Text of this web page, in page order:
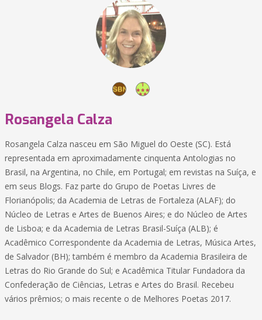
Rosangela Calza
Rosangela Calza nasceu em São Miguel do Oeste (SC). Está
representada em aproximadamente cinquenta Antologias no
Brasil, na Argentina, no Chile, em Portugal; em revistas na Suíça, e
em seus Blogs. Faz parte do Grupo de Poetas Livres de
Florianópolis; da Academia de Letras de Fortaleza (ALAF); do
Núcleo de Letras e Artes de Buenos Aires; e do Núcleo de Artes
de Lisboa; e da Academia de Letras Brasil-Suíça (ALB); é
Acadêmico Correspondente da Academia de Letras, Música Artes,
de Salvador (BH); também é membro da Academia Brasileira de
Letras do Rio Grande do Sul; e Acadêmica Titular Fundadora da
Confederação de Ciências, Letras e Artes do Brasil. Recebeu
vários prêmios; o mais recente o de Melhores Poetas 2017.